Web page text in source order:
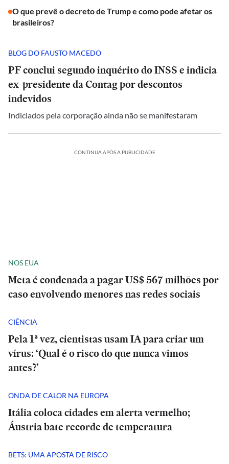
O que prevê o decreto de Trump e como pode afetar os
brasileiros?
BLOG DO FAUSTO MACEDO
PF conclui segundo inquérito do INSS e indicia
ex-presidente da Contag por descontos
indevidos
Indiciados pela corporação ainda não se manifestaram
CONTINUA APÓS A PUBLICIDADE
NOS EUA
Meta é condenada a pagar US$ 567 milhões por
caso envolvendo menores nas redes sociais
CIÊNCIA
Pela 1ª vez, cientistas usam IA para criar um
vírus: ‘Qual é o risco do que nunca vimos
antes?’
ONDA DE CALOR NA EUROPA
Itália coloca cidades em alerta vermelho;
Áustria bate recorde de temperatura
BETS: UMA APOSTA DE RISCO